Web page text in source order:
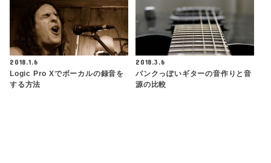
2018.1.6
Logic Pro Xでボーカルの録音を
する方法
2018.3.6
パンクっぽいギターの音作りと音
源の比較